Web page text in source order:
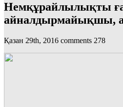
Немқұрайлылықты
айналдырмайықшы,
Қазан 29th, 2016 comments 278